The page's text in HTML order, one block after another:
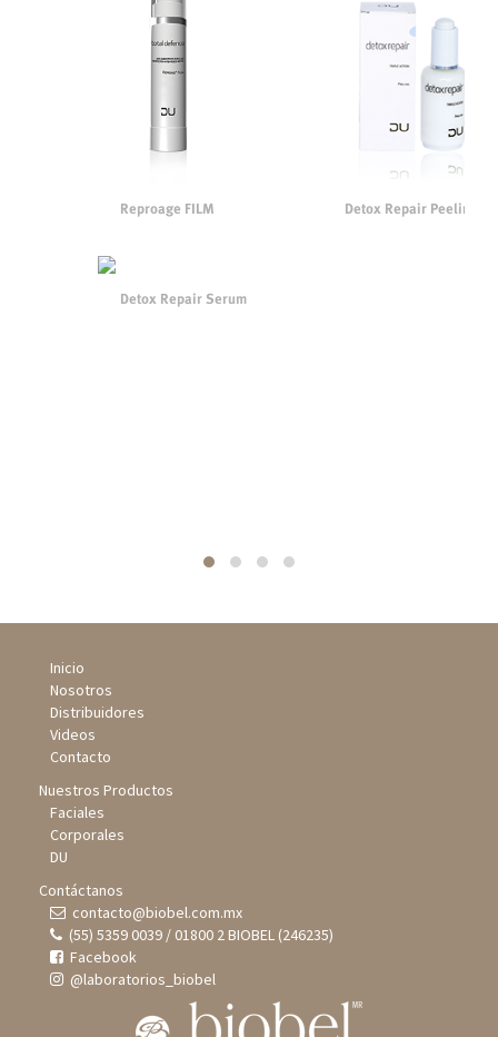
Reproage FILM Detox Repair Peeling
Detox Repair Serum
Inicio
Nosotros
Distribuidores
Videos
Contacto
Nuestros Productos
Faciales
Corporales
DU
Contáctanos
contacto@biobel.com.mx
(55) 5359 0039 / 01800 2 BIOBEL (246235)
Facebook
@laboratorios_biobel